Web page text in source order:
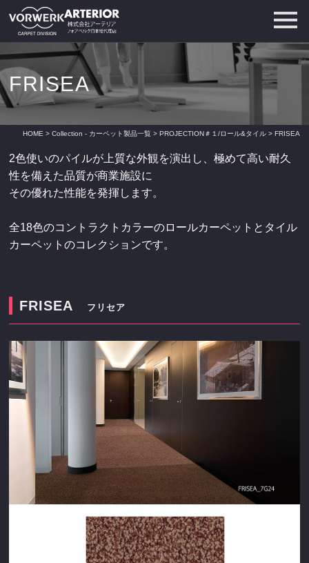
FRISEA
HOME > Collection - カーペット製品一覧> PROJECTION＃１/ロール&タイル> FRISEA
2色使いのパイルが上質な外観を演出し、極めて高い耐久
性を備えた品質が商業施設に
その優れた性能を発揮します。
全18色のコントラクトカラーのロールカーペットとタイル
カーペットのコレクションです。
FRISEA フリセア